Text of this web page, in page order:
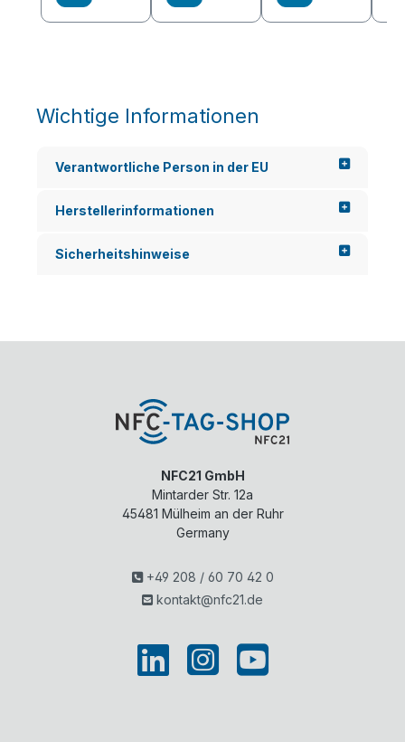
Wichtige Informationen
Verantwortliche Person in der EU
Herstellerinformationen
Sicherheitshinweise
NFC21 GmbH
Mintarder Str. 12a
45481 Mülheim an der Ruhr
Germany
+49 208 / 60 70 42 0
kontakt@nfc21.de